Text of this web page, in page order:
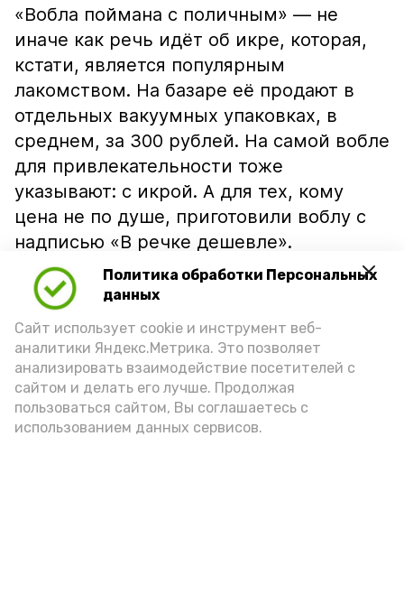
Политика обработки Персональных
данных
Сайт использует cookie и инструмент веб-
аналитики Яндекс.Метрика. Это позволяет
анализировать взаимодействие посетителей с
сайтом и делать его лучше. Продолжая
пользоваться сайтом, Вы соглашаетесь с
использованием данных сервисов.
«Вобла поймана с поличным» — не
иначе как речь идёт об икре, которая,
кстати, является популярным
лакомством. На базаре её продают в
отдельных вакуумных упаковках, в
среднем, за 300 рублей. На самой вобле
для привлекательности тоже
указывают: с икрой. А для тех, кому
цена не по душе, приготовили воблу с
надписью «В речке дешевле».